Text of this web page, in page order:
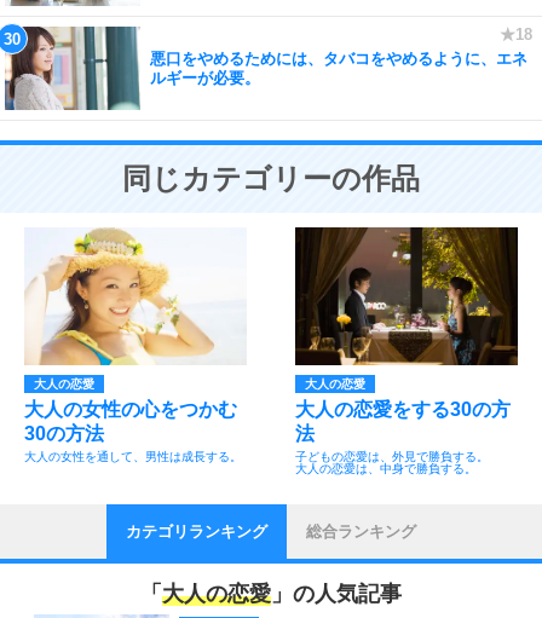
悪口をやめるためには、タバコをやめるように、エネ
ルギーが必要。
同じカテゴリーの作品
大人の恋愛
大人の女性の心をつかむ
30の方法
大人の女性を通して、男性は成長する。
大人の恋愛
大人の恋愛をする30の方
法
子どもの恋愛は、外見で勝負する。
大人の恋愛は、中身で勝負する。
カテゴリランキング 総合ランキング
「 大人の恋愛 」の人気記事